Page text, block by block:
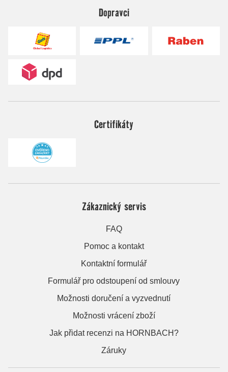
Dopravci
Certifikáty
Zákaznický servis
FAQ
Pomoc a kontakt
Kontaktní formulář
Formulář pro odstoupení od smlouvy
Možnosti doručení a vyzvednutí
Možnosti vrácení zboží
Jak přidat recenzi na HORNBACH?
Záruky